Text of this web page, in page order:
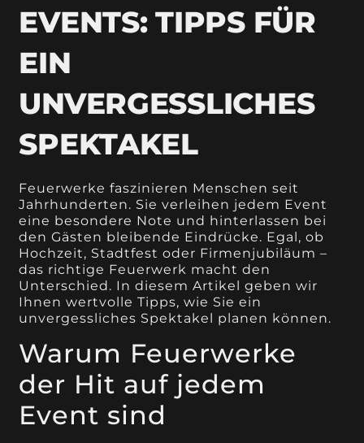
EVENTS: TIPPS FÜR
EIN
UNVERGESSLICHES
SPEKTAKEL
Feuerwerke faszinieren Menschen seit
Jahrhunderten. Sie verleihen jedem Event
eine besondere Note und hinterlassen bei
den Gästen bleibende Eindrücke. Egal, ob
Hochzeit, Stadtfest oder Firmenjubiläum –
das richtige Feuerwerk macht den
Unterschied. In diesem Artikel geben wir
Ihnen wertvolle Tipps, wie Sie ein
unvergessliches Spektakel planen können.
Warum Feuerwerke
der Hit auf jedem
Event sind